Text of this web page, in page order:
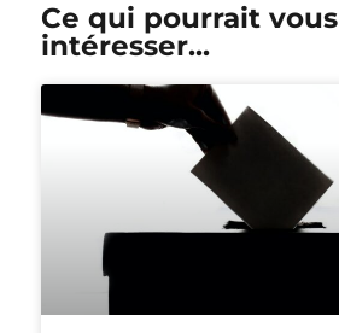
Ce qui pourrait vous
intéresser...